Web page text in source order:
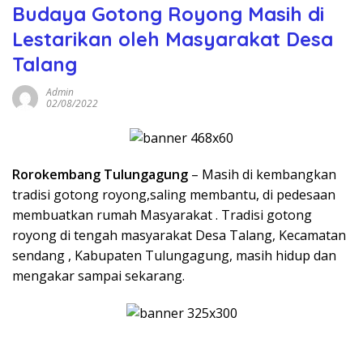
Budaya Gotong Royong Masih di
Lestarikan oleh Masyarakat Desa
Talang
Admin
02/08/2022
Rorokembang Tulungagung – Masih di kembangkan
tradisi gotong royong,saling membantu, di pedesaan
membuatkan rumah Masyarakat . Tradisi gotong
royong di tengah masyarakat Desa Talang, Kecamatan
sendang , Kabupaten Tulungagung, masih hidup dan
mengakar sampai sekarang.